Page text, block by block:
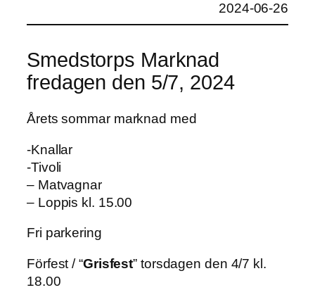
2024-06-26
Smedstorps Marknad
fredagen den 5/7, 2024
Årets sommar marknad med
-Knallar
-Tivoli
– Matvagnar
– Loppis kl. 15.00
Fri parkering
Förfest / “Grisfest” torsdagen den 4/7 kl.
18.00